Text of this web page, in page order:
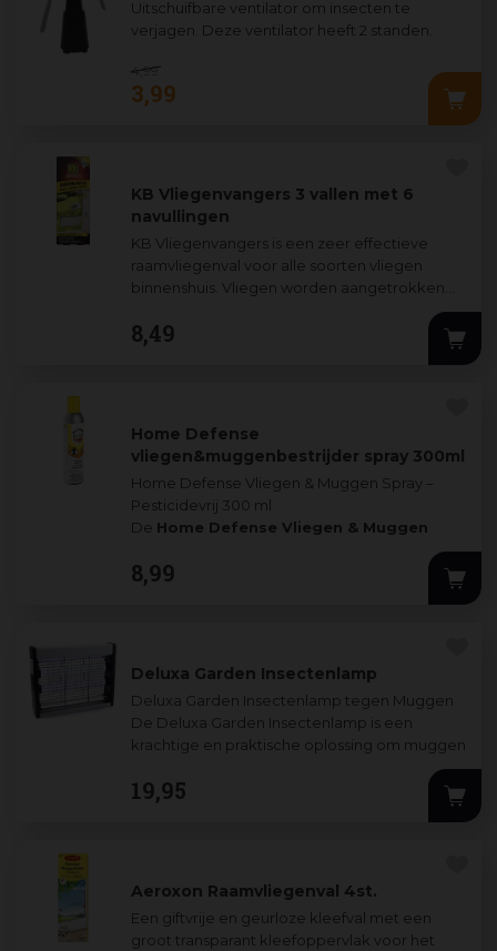
Uitschuifbare ventilator om insecten te
verjagen. Deze ventilator heeft 2 standen.
4 99
3,99
KB Vliegenvangers 3 vallen met 6
navullingen
KB Vliegenvangers is een zeer effectieve
raamvliegenval voor alle soorten vliegen
binnenshuis. Vliegen worden aangetrokken
door de glanzende coating in de val, gaan op...
8,49
Home Defense
vliegen&muggenbestrijder spray 300ml
Home Defense Vliegen & Muggen Spray –
Pesticidevrij 300 ml
De Home Defense Vliegen & Muggen
8,99
Deluxa Garden Insectenlamp
Deluxa Garden Insectenlamp tegen Muggen
De Deluxa Garden Insectenlamp is een
krachtige en praktische oplossing om muggen
19,95
Aeroxon Raamvliegenval 4st.
Een giftvrije en geurloze kleefval met een
groot transparant kleefoppervlak voor het